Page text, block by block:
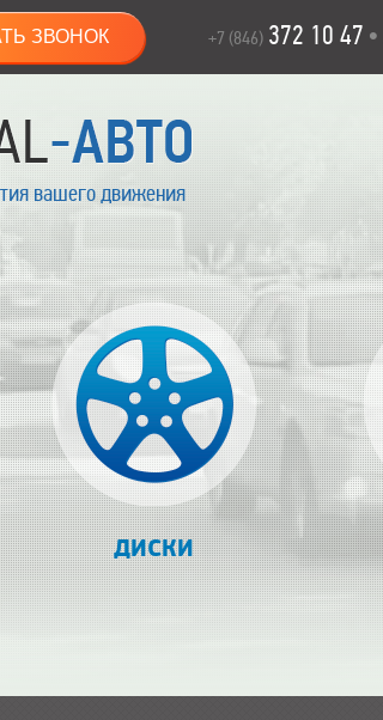
ЗВОНОК +7 (846) 372 10 47 •
вашего движения
ДИСКИ